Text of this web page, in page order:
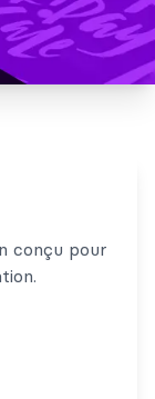
conçu pour